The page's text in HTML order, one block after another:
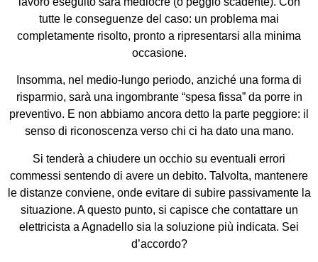
tutte le conseguenze del caso: un problema mai
completamente risolto, pronto a ripresentarsi alla minima
occasione.
Insomma, nel medio-lungo periodo, anziché una forma di
risparmio, sarà una ingombrante “spesa fissa” da porre in
preventivo. E non abbiamo ancora detto la parte peggiore: il
senso di riconoscenza verso chi ci ha dato una mano.
Si tenderà a chiudere un occhio su eventuali errori
commessi sentendo di avere un debito. Talvolta, mantenere
le distanze conviene, onde evitare di subire passivamente la
situazione. A questo punto, si capisce che contattare un
elettricista a Agnadello sia la soluzione più indicata. Sei
d’accordo?